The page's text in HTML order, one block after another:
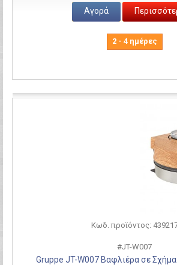
Αγορά
2 - 4 ημέρες
Κωδ. προϊόντος:
#JT-W007
Gruppe JT-W007 Βαφλιέρα σε